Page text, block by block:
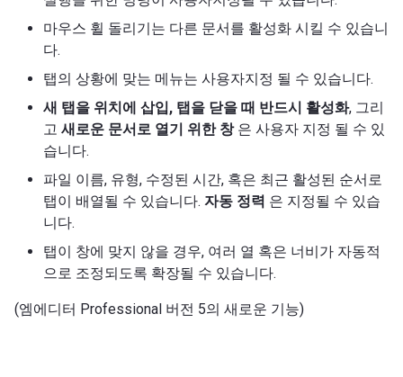
마우스 휠 돌리기는 다른 문서를 활성화 시킬 수 있습니
다.
탭의 상황에 맞는 메뉴는 사용자지정 될 수 있습니다.
새 탭을 위치에 삽입, 탭을 닫을 때 반드시 활성화, 그리
고 새로운 문서로 열기 위한 창은 사용자 지정 될 수 있
습니다.
파일 이름, 유형, 수정된 시간, 혹은 최근 활성된 순서로
탭이 배열될 수 있습니다. 자동 정력 은 지정될 수 있습
니다.
탭이 창에 맞지 않을 경우, 여러 열 혹은 너비가 자동적
으로 조정되도록 확장될 수 있습니다.
(엠에디터 Professional 버전 5의 새로운 기능)